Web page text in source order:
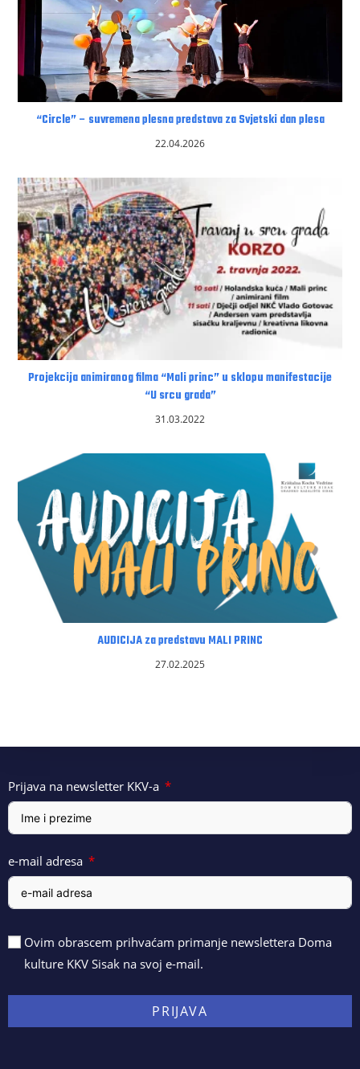
“Circle” – suvremena plesna predstava za Svjetski dan plesa
22.04.2026
Projekcija animiranog filma “Mali princ” u sklopu manifestacije
“U srcu grada”
31.03.2022
AUDICIJA za predstavu MALI PRINC
27.02.2025
Prijava na newsletter KKV-a
e-mail adresa
Ovim obrascem prihvaćam primanje newslettera Doma
kulture KKV Sisak na svoj e-mail.
PRIJAVA